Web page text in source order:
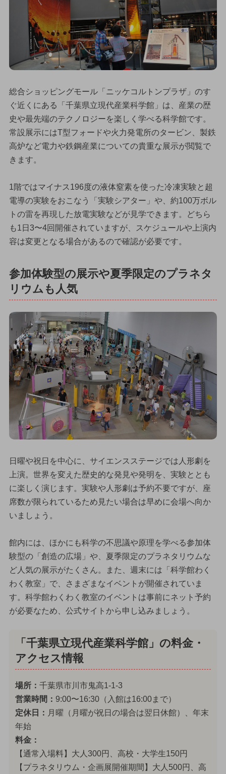
総合ショッピングモール「ニッケコルトンプラザ」のす
ぐ近くにある「千葉県立現代産業科学館」は、産業の歴
史や最先端のテクノロジーを楽しく学べる科学館です。
常設展示にはT型フォードや火力発電所のタービン、製鉄
高炉など電力や鉄鋼産業についての貴重な展示が閲覧で
きます。
1階ではマイナス196度の液体窒素を使った冷凍実験と超
電導の実験をおこなう「実験シアター」や、約100万ボル
トの雷を再現した放電実験などが見学できます。どちら
も1日3〜4回開催されていますが、スケジュールや上演内
容は変更となる場合があるので確認が必要です。
参加体験型の展示や夏季限定のプラネタ
リウムも人気
日曜や祝日を中心に、サイエンスステージでは人形劇を
上演。世界を変えた歴史的な発見や発明を、実験ととも
に楽しく演じます。実験や人形劇は予約不要ですが、座
席数が限られているため見たい場合は早めに会場へ向か
いましょう。
館内には、ほかにも科学の不思議や原理を学べる参加体
験型の「創造の広場」や、夏季限定のプラネタリウムな
ど人気の展示がたくさん。また、週末には「科学館わく
わく教室」で、さまざまなイベントが開催されていま
す。科学館わくわく教室のイベントは事前にネット予約
が必要なため、公式サイトから申し込みましょう。
「千葉県立現代産業科学館」の料金・
アクセス情報
場所： 千葉県市川市鬼高1-1-3
営業時間： 9:00〜16:30（入館は16:00まで）
定休日： 月曜（月曜が祝日の場合は翌日休館）、年末
年始
料金：
【通常入場料】大人300円、高校・大学生150円
【プラネタリウム・企画展開催期間】大人500円、高